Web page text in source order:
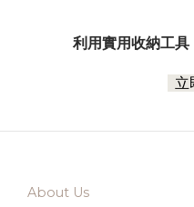
利用實用收納工具
立
About Us